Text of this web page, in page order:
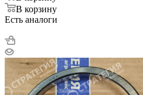
В корзину
Есть аналоги